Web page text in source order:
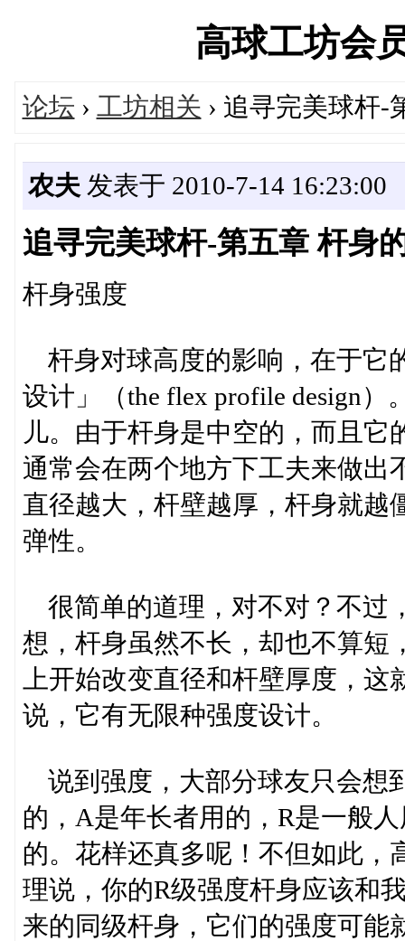
高球工坊会
论坛 › 工坊相关 › 追寻完美球杆-
农夫 发表于 2010-7-14 16:23:00
追寻完美球杆-第五章 杆身
杆身强度
杆身对球高度的影响，在于它
设计」（the flex profile design
儿。由于杆身是中空的，而且
通常会在两个地方下工夫来做出
直径越大，杆壁越厚，杆身就越
弹性。
很简单的道理，对不对？不过
想，杆身虽然不长，却也不算短
上开始改变直径和杆壁厚度，
说，它有无限种强度设计。
说到强度，大部分球友只会想
的，A是年长者用的，R是一般
的。花样还真多呢！不但如此，
理说，你的R级强度杆身应该和
来的同级杆身，它们的强度可能